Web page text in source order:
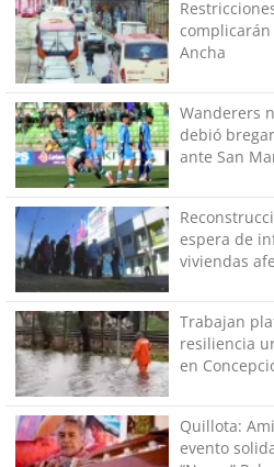
complicarán
Ancha
Wanderers
debió
ante San
espera de
viviendas
Trabajan
resiliencia
en
Quillota:
evento